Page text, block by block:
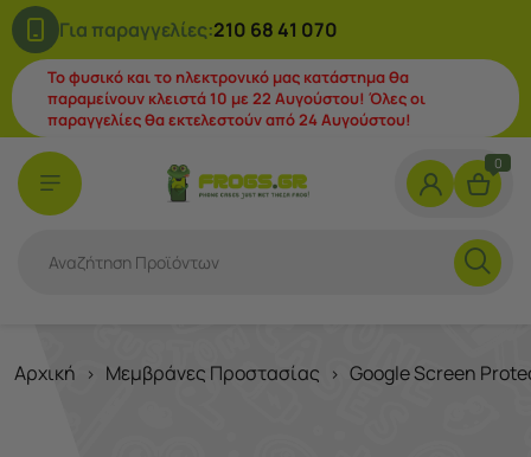
Για παραγγελίες:210 68 41 070
Το φυσικό και το ηλεκτρονικό μας κατάστημα θα
παραμείνουν κλειστά 10 με 22 Αυγούστου! Όλες οι
παραγγελίες θα εκτελεστούν από 24 Αυγούστου!
0
Αρχική > Μεμβράνες Προστασίας > Google Screen